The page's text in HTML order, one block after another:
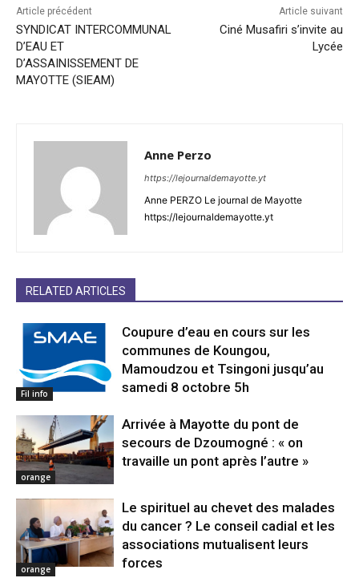
Article précédent
SYNDICAT INTERCOMMUNAL
D’EAU ET
D’ASSAINISSEMENT DE
MAYOTTE (SIEAM)
Article suivant
Ciné Musafiri s’invite au
Lycée
Anne Perzo
https://lejournaldemayotte.yt
Anne PERZO Le journal de Mayotte
https://lejournaldemayotte.yt
RELATED ARTICLES
Fil info
Coupure d’eau en cours sur les
communes de Koungou,
Mamoudzou et Tsingoni jusqu’au
samedi 8 octobre 5h
orange
Arrivée à Mayotte du pont de
secours de Dzoumogné : « on
travaille un pont après l’autre »
orange
Le spirituel au chevet des malades
du cancer ? Le conseil cadial et les
associations mutualisent leurs
forces